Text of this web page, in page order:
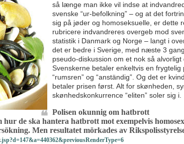
så længe man ikke vil indse at
svenske “ur-befolkning” – og at det
sig på jøder og homoseksuelle, er dette
rubricere indvandreres overgeb mod
statistik i Danmark og Norge – langt i
det er bedre i Sverige, med næste 3
pseudo-diskussion om et nok så
Svenskerne betaler enkeltvis en
“rumsren” og “anständig”. Og det er
betaler prisen først. Alt for skønheden,
skønhedskonkurrence “eliten” soler sig i.
Polisen okunnig om hatbrott
hur de ska hantera hatbrott mot exempelvis
Men resultatet mörkades av